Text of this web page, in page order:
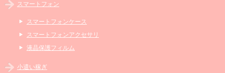
スマートフォン
スマートフォンケース
スマートフォンアクセサリ
液晶保護フィルム
小遣い稼ぎ